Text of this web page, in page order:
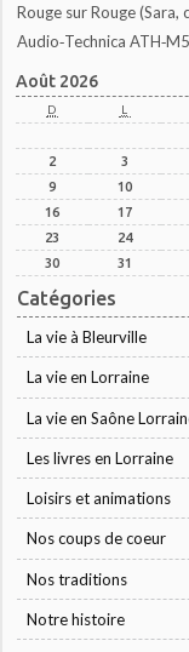
Rouge sur Rouge (Sara,
Audio‑Technica
Août 2026
D L
2
3
9
10
16
17
23
24
30
31
Catégories
La vie à Bleurville
La vie en Lorraine
La vie en Saône
Les livres en Lorraine
Loisirs et animations
Nos coups de coeur
Nos traditions
Notre histoire